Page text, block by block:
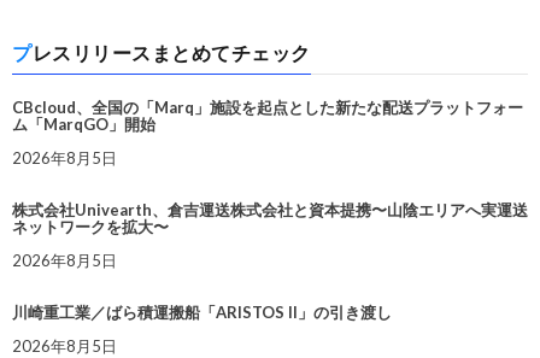
プレスリリースまとめてチェック
CBcloud、全国の「Marq」施設を起点とした新たな配送プラットフォー
ム「MarqGO」開始
2026年8月5日
株式会社Univearth、倉吉運送株式会社と資本提携〜山陰エリアへ実運送
ネットワークを拡大〜
2026年8月5日
川崎重工業／ばら積運搬船「ARISTOS II」の引き渡し
2026年8月5日